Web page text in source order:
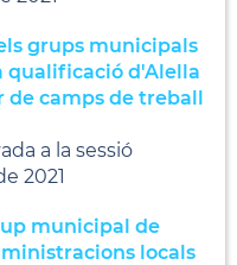
grups municipals
qualificació d'Alella
camps de treball
a la sessió
2021
municipal de
locals